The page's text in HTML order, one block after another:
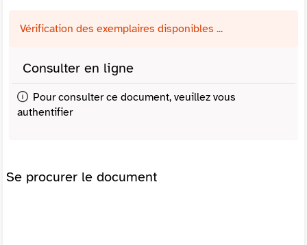
Vérification des exemplaires disponibles ...
Consulter en ligne
Pour consulter ce document, veuillez vous
authentifier
Se procurer le document